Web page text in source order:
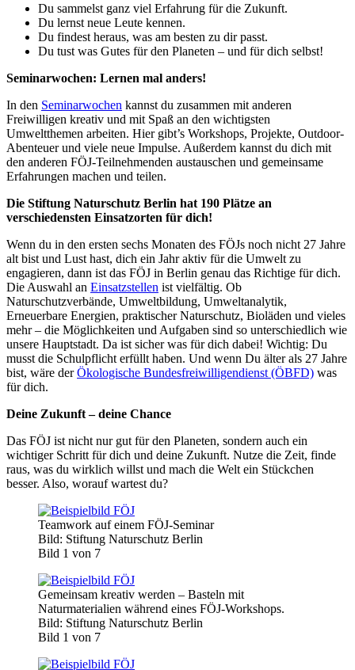
Du sammelst ganz viel Erfahrung für die Zukunft.
Du lernst neue Leute kennen.
Du findest heraus, was am besten zu dir passt.
Du tust was Gutes für den Planeten – und für dich selbst!
Seminarwochen: Lernen mal anders!
In den Seminarwochen kannst du zusammen mit anderen
Freiwilligen kreativ und mit Spaß an den wichtigsten
Umweltthemen arbeiten. Hier gibt’s Workshops, Projekte, Outdoor-
Abenteuer und viele neue Impulse. Außerdem kannst du dich mit
den anderen FÖJ-Teilnehmenden austauschen und gemeinsame
Erfahrungen machen und teilen.
Die Stiftung Naturschutz Berlin hat 190 Plätze an
verschiedensten Einsatzorten für dich!
Wenn du in den ersten sechs Monaten des FÖJs noch nicht 27 Jahre
alt bist und Lust hast, dich ein Jahr aktiv für die Umwelt zu
engagieren, dann ist das FÖJ in Berlin genau das Richtige für dich.
Die Auswahl an Einsatzstellen ist vielfältig. Ob
Naturschutzverbände, Umweltbildung, Umweltanalytik,
Erneuerbare Energien, praktischer Naturschutz, Bioläden und vieles
mehr – die Möglichkeiten und Aufgaben sind so unterschiedlich wie
unsere Hauptstadt. Da ist sicher was für dich dabei! Wichtig: Du
musst die Schulpflicht erfüllt haben. Und wenn Du älter als 27 Jahre
bist, wäre derÖkologische Bundesfreiwilligendienst (ÖBFD) was
für dich.
Deine Zukunft – deine Chance
Das FÖJ ist nicht nur gut für den Planeten, sondern auch ein
wichtiger Schritt für dich und deine Zukunft. Nutze die Zeit, finde
raus, was du wirklich willst und mach die Welt ein Stückchen
besser. Also, worauf wartest du?
Teamwork auf einem FÖJ-Seminar
Bild: Stiftung Naturschutz Berlin
Bild 1 von 7
Gemeinsam kreativ werden – Basteln mit
Naturmaterialien während eines FÖJ-Workshops.
Bild: Stiftung Naturschutz Berlin
Bild 1 von 7